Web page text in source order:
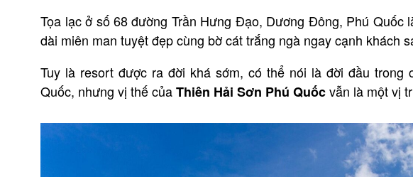
Tọa lạc ở số 68 đường Trần Hưng Đạo, Dương Đông, Phú Quốc
dài miên man tuyệt đẹp cùng bờ cát trắng ngà ngay cạnh khách
Tuy là resort được ra đời khá sớm, có thể nói là đời đầu trong
Quốc, nhưng vị thế củaThiên Hải Sơn Phú Quốcvẫn là một vị